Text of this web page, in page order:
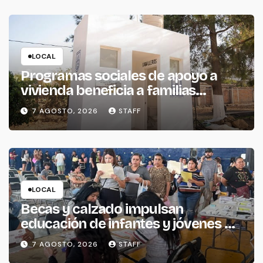
LOCAL
Programas sociales de apoyo a
vivienda beneficia a familias
piedadenses
7 AGOSTO, 2026 STAFF
LOCAL
Becas y calzado impulsan
educación de infantes y jóvenes de
La Piedad
7 AGOSTO, 2026 STAFF